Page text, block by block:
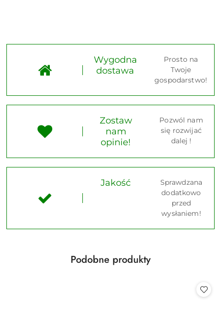
Wygodna
dostawa
Prosto na
Twoje
gospodarstwo!
Zostaw
nam
opinie!
Pozwól nam
się rozwijać
dalej !
Jakość
Sprawdzana
dodatkowo
przed
wysłaniem!
Pomiń karuzelę produktów
Produkty
Podobne produkty